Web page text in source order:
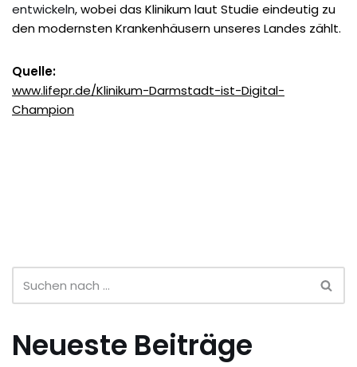
entwickeln, wobei das Klinikum laut Studie eindeutig zu
den modernsten Krankenhäusern unseres Landes zählt.
Quelle:
www.lifepr.de/Klinikum-Darmstadt-ist-Digital-
Champion
Neueste Beiträge